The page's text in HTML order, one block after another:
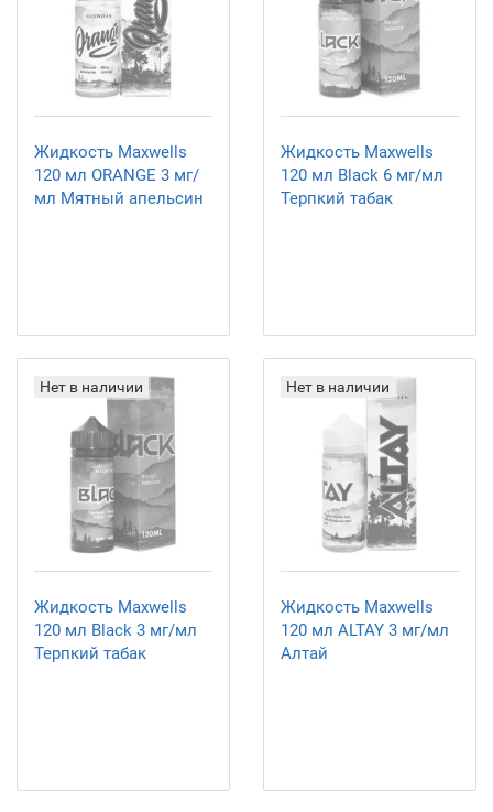
Жидкость Maxwells
120 мл ORANGE 3 мг/
мл Мятный апельсин
Жидкость Maxwells
120 мл Black 6 мг/мл
Терпкий табак
Нет в наличии
Жидкость Maxwells
120 мл Black 3 мг/мл
Терпкий табак
Нет в наличии
Жидкость Maxwells
120 мл ALTAY 3 мг/мл
Алтай